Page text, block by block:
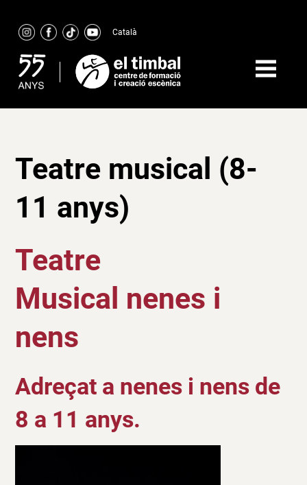
content
Català
Teatre musical (8-
11 anys)
Teatre
Musical nenes i
nens
Adreçat a nenes i nens de
8 a 11 anys.